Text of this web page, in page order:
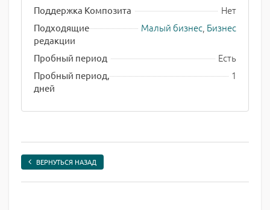
Поддержка Композита Нет
Подходящие
редакции
Малый бизнес Бизнес
Пробный период Есть
Пробный период,
дней
1
ВЕРНУТЬСЯ НАЗАД